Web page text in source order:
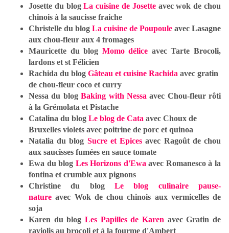
Josette du blogLa cuisine de Josetteavec wok de chou
chinois à la saucisse fraiche
Christelle du blog La cuisine de Poupoule avec Lasagne
aux chou-fleur aux 4 fromages
Mauricette du blog Momo délice avec Tarte Brocoli,
lardons et st Félicien
Rachida du blog Gâteau et cuisine Rachida avec gratin
de chou-fleur coco et curry
Nessa du blogBaking with Nessa avec Chou-fleur rôti
à la Grémolata et Pistache
Catalina du blog Le blog de Cata avec Choux de
Bruxelles violets avec poitrine de porc et quinoa
Natalia du blog Sucre et Epices avec Ragoût de chou
aux saucisses fumées en sauce tomate
Ewa du blog Les Horizons d'Ewaavec Romanesco à la
fontina et crumble aux pignons
Christine du blog Le blog culinaire pause-
nature avec Wok de chou chinois aux vermicelles de
soja
Karen du blog Les Papilles de Karen avec Gratin de
raviolis au brocoli et à la fourme d'Ambert